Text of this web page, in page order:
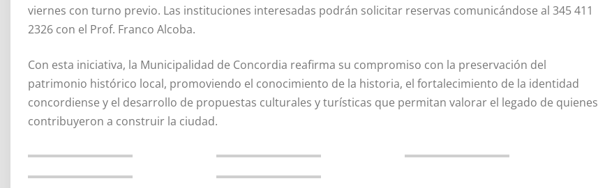
viernes con turno previo. Las instituciones interesadas podrán solicitar reservas comunicándose al 345 411
2326 con el Prof. Franco Alcoba.
Con esta iniciativa, la Municipalidad de Concordia reafirma su compromiso con la preservación del
patrimonio histórico local, promoviendo el conocimiento de la historia, el fortalecimiento de la identidad
concordiense y el desarrollo de propuestas culturales y turísticas que permitan valorar el legado de quienes
contribuyeron a construir la ciudad.